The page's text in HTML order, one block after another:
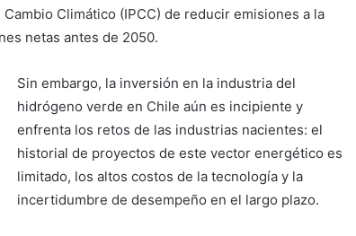
Climático (IPCC) de reducir emisiones a la
netas antes de 2050.
Sin embargo, la inversión en la industria del
hidrógeno verde en Chile aún es incipiente y
enfrenta los retos de las industrias nacientes: el
historial de proyectos de este vector energético es
limitado, los altos costos de la tecnología y la
incertidumbre de desempeño en el largo plazo.